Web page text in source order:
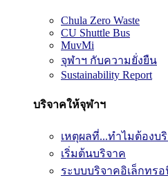
Chula Zero Waste
CU Shuttle Bus
MuvMi
จุฬาฯ กับความยั่งยืน
Sustainability Report
บริจาคให้จุฬาฯ
เหตุผลที่...ทำไมต้องบ
เริ่มต้นบริจาค
ระบบบริจาคอิเล็กทร